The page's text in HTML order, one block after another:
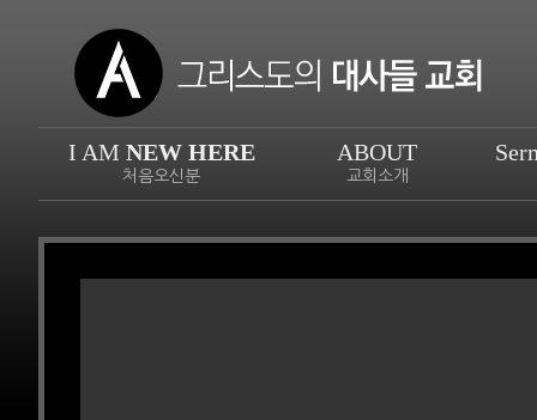
I AM NEW HERE
처음오신분
ABOUT
교회소개